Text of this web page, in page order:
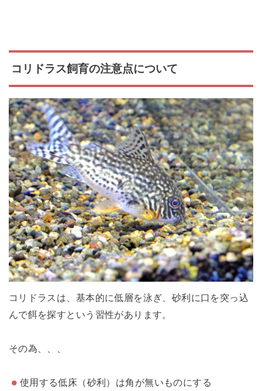
コリドラス飼育の注意点について
コリドラスは、基本的に低層を泳ぎ、砂利に口を突っ込
んで餌を探すという習性があります。
その為、、、
使用する低床（砂利）は角が無いものにする